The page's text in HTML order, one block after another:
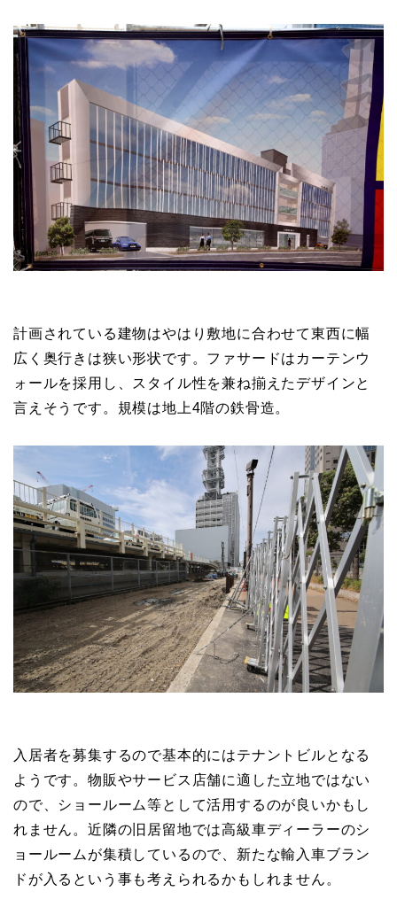
計画されている建物はやはり敷地に合わせて東西に幅
広く奥行きは狭い形状です。ファサードはカーテンウ
ォールを採用し、スタイル性を兼ね揃えたデザインと
言えそうです。規模は地上4階の鉄骨造。
入居者を募集するので基本的にはテナントビルとなる
ようです。物販やサービス店舗に適した立地ではない
ので、ショールーム等として活用するのが良いかもし
れません。近隣の旧居留地では高級車ディーラーのシ
ョールームが集積しているので、新たな輸入車ブラン
ドが入るという事も考えられるかもしれません。